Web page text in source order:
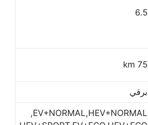
6.5
75 km
ﺑﺮﻗﻲ
EV+NORMAL,HEV+NORMAL,